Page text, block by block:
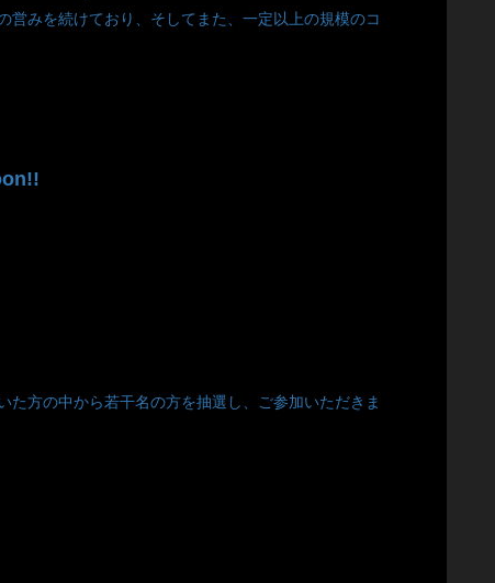
みを続けており、そしてまた、一定以上の規模のコ
方の中から若干名の方を抽選し、ご参加いただきま